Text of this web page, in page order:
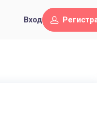
Вход